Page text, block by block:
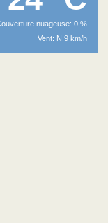
nuageuse: 0 %
Vent: N 9 km/h